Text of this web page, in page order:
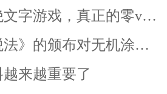
文字游戏，真正的零v…
法》的颁布对无机涂…
来越重要了